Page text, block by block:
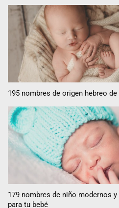
195 nombres de origen hebreo
179 nombres de niño modernos
para tu bebé